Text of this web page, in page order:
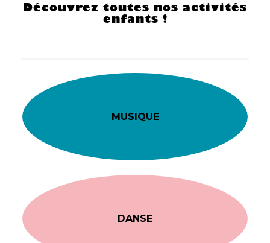
Découvrez toutes nos activités
enfants !
MUSIQUE
DANSE